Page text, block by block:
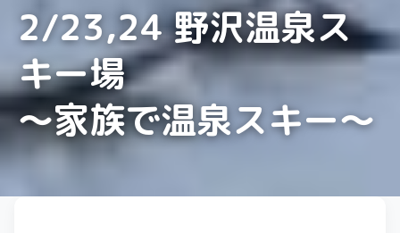
2/23,24 野沢温泉ス
キー場
〜家族で温泉スキー〜